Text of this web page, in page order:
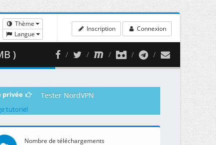
Thème
Langue
Inscription Connexion
)
privée Tester NordVPN
tutoriel
Nombre de téléchargements